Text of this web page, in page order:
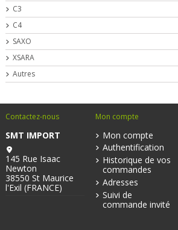
C3
C4
SAXO
XSARA
Autres
Contactez-nous
SMT IMPORT
145 Rue Isaac
Newton
38550 St Maurice
l'Exil (FRANCE)
Mon compte
Mon compte
Authentification
Historique de vos
commandes
Adresses
Suivi de
commande invité